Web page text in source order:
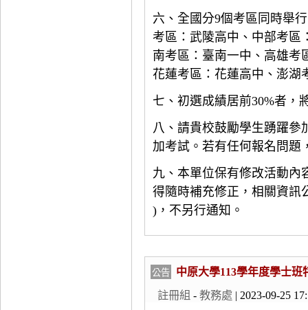
六、全國分9個考區同時舉
考區：武陵高中、中部考區
南考區：臺南一中、高雄考
花蓮考區：花蓮高中、澎湖
七、初選成績居前30%者，
八、請貴校鼓勵學生踴躍參
加考試。若有任何報名問題
九、本單位保有修改活動內
得隨時補充修正，相關資訊
)，不另行通知。
公告 中原大學113學年度學士
註冊組 - 教務處 | 2023-09-25